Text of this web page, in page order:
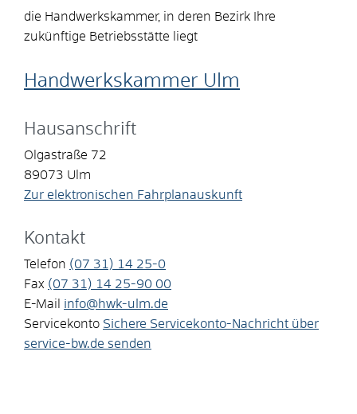
die Handwerkskammer, in deren Bezirk Ihre
zukünftige Betriebsstätte liegt
Handwerkskammer Ulm
Hausanschrift
Olgastraße 72
89073 Ulm
Zur elektronischen Fahrplanauskunft
Kontakt
Telefon (07 31) 14 25-0
Fax (07 31) 14 25-90 00
E-Mail
info@hwk-ulm.de
Servicekonto Sichere Servicekonto-Nachricht über
service-bw.de senden